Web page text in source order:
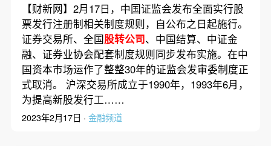
【财新网】2月17日，中国证监会发布全面实行股
票发行注册制相关制度规则，自公布之日起施行。
证券交易所、全国股转公司、中国结算、中证金
融、证券业协会配套制度规则同步发布实施。在中
国资本市场运作了整整30年的证监会发审委制度正
式取消。 沪深交易所成立于1990年，1993年6月，
为提高新股发行工……
2023年2月17日 · 金融频道